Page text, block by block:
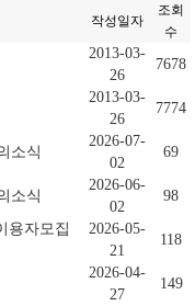
작성일자
조회
수
2013-03-
26
7678
2013-03-
26
7774
소식
2026-07-
02
69
소식
2026-06-
02
98
용자모집
2026-05-
21
118
2026-04-
27
149